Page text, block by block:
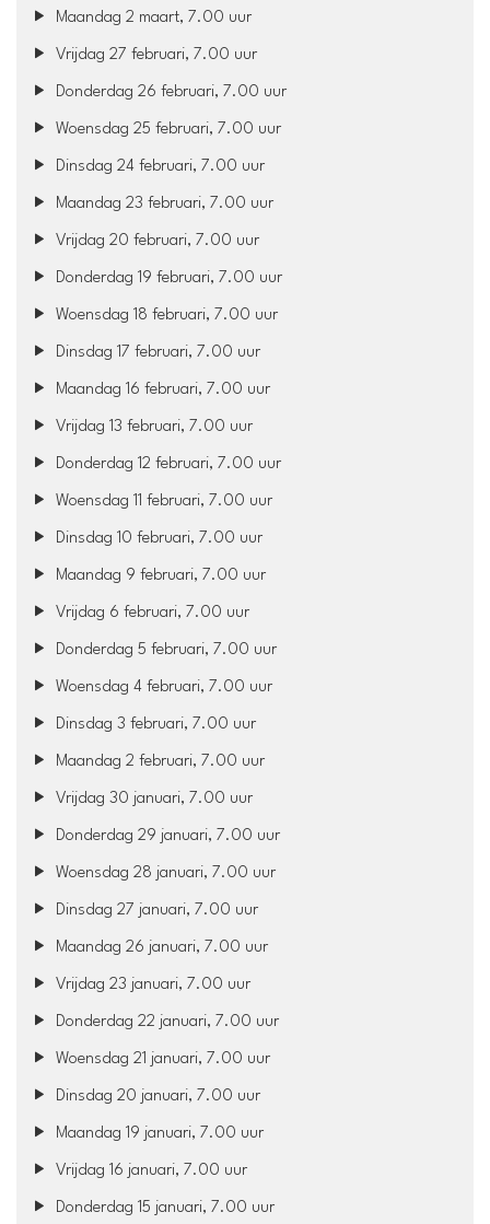
Maandag 2 maart, 7.00 uur
Vrijdag 27 februari, 7.00 uur
Donderdag 26 februari, 7.00 uur
Woensdag 25 februari, 7.00 uur
Dinsdag 24 februari, 7.00 uur
Maandag 23 februari, 7.00 uur
Vrijdag 20 februari, 7.00 uur
Donderdag 19 februari, 7.00 uur
Woensdag 18 februari, 7.00 uur
Dinsdag 17 februari, 7.00 uur
Maandag 16 februari, 7.00 uur
Vrijdag 13 februari, 7.00 uur
Donderdag 12 februari, 7.00 uur
Woensdag 11 februari, 7.00 uur
Dinsdag 10 februari, 7.00 uur
Maandag 9 februari, 7.00 uur
Vrijdag 6 februari, 7.00 uur
Donderdag 5 februari, 7.00 uur
Woensdag 4 februari, 7.00 uur
Dinsdag 3 februari, 7.00 uur
Maandag 2 februari, 7.00 uur
Vrijdag 30 januari, 7.00 uur
Donderdag 29 januari, 7.00 uur
Woensdag 28 januari, 7.00 uur
Dinsdag 27 januari, 7.00 uur
Maandag 26 januari, 7.00 uur
Vrijdag 23 januari, 7.00 uur
Donderdag 22 januari, 7.00 uur
Woensdag 21 januari, 7.00 uur
Dinsdag 20 januari, 7.00 uur
Maandag 19 januari, 7.00 uur
Vrijdag 16 januari, 7.00 uur
Donderdag 15 januari, 7.00 uur